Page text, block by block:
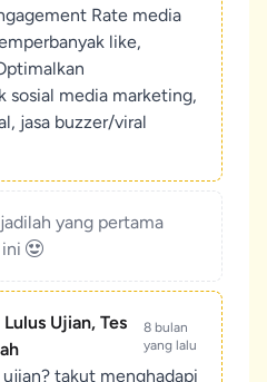
Rate media
like,
sosial media marketing,
jasa buzzer/viral
yang pertama
Ujian, Tes
8 bulan
yang lalu
takut menghadapi